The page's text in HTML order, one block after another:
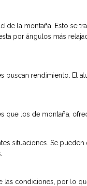
de la montaña. Esto se
por ángulos más
rendimiento. El
que los de montaña,
situaciones. Se
condiciones, por lo